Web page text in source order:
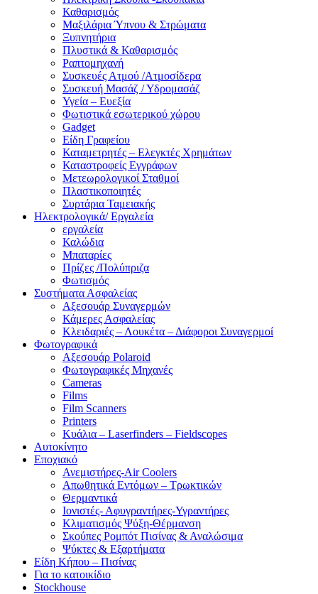
Καθαρισμός
Μαξιλάρια Ύπνου & Στρώματα
Ξυπνητήρια
Πλυστικά & Καθαρισμός
Ραπτομηχανή
Συσκευές Ατμού /Ατμοσίδερα
Συσκευή Μασάζ / Υδρομασάζ
Υγεία – Ευεξία
Φωτιστικά εσωτερικού χώρου
Gadget
Είδη Γραφείου
Καταμετρητές – Ελεγκτές Χρημάτων
Καταστροφείς Εγγράφων
Μετεωρολογικοί Σταθμοί
Πλαστικοποιητές
Συρτάρια Ταμειακής
Ηλεκτρολογικά/ Εργαλεία
εργαλεία
Καλώδια
Μπαταρίες
Πρίζες /Πολύπριζα
Φωτισμός
Συστήματα Ασφαλείας
Αξεσουάρ Συναγερμών
Κάμερες Ασφαλείας
Κλειδαριές – Λουκέτα – Διάφοροι Συναγερμοί
Φωτογραφικά
Αξεσουάρ Polaroid
Φωτογραφικές Μηχανές
Cameras
Films
Film Scanners
Printers
Κυάλια – Laserfinders – Fieldscopes
Αυτοκίνητο
Εποχιακό
Ανεμιστήρες-Air Coolers
Απωθητικά Εντόμων – Τρωκτικών
Θερμαντικά
Ιονιστές- Αφυγραντήρες-Υγραντήρες
Κλιματισμός Ψύξη-Θέρμανση
Σκούπες Ρομπότ Πισίνας & Αναλώσιμα
Ψύκτες & Εξαρτήματα
Είδη Κήπου – Πισίνας
Για το κατοικίδιο
Stockhouse